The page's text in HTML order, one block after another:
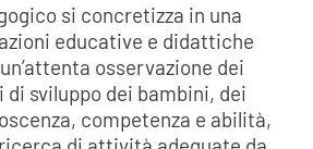
si concretizza in una
educative e didattiche
osservazione dei
sviluppo dei bambini, dei
competenza e abilità,